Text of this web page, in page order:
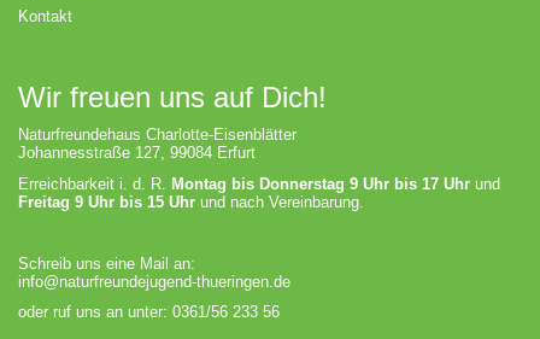
Kontakt
Wir freuen uns auf Dich!
Naturfreundehaus Charlotte-Eisenblätter
Johannesstraße 127, 99084 Erfurt
Erreichbarkeit i. d. R. Montag bis Donnerstag 9 Uhr bis 17 Uhr und
Freitag 9 Uhr bis 15 Uhr und nach Vereinbarung.
Schreib uns eine Mail an:
info@naturfreundejugend-thueringen.de
oder ruf uns an unter: 0361/56 233 56